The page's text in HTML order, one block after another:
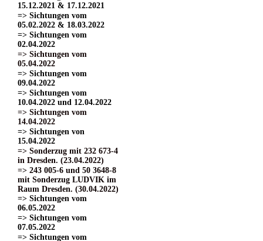
15.12.2021 & 17.12.2021
=> Sichtungen vom
05.02.2022 & 18.03.2022
=> Sichtungen vom
02.04.2022
=> Sichtungen vom
05.04.2022
=> Sichtungen vom
09.04.2022
=> Sichtungen vom
10.04.2022 und 12.04.2022
=> Sichtungen vom
14.04.2022
=> Sichtungen von
15.04.2022
=> Sonderzug mit 232 673-4
in Dresden. (23.04.2022)
=> 243 005-6 und 50 3648-8
mit Sonderzug LUDVIK im
Raum Dresden. (30.04.2022)
=> Sichtungen vom
06.05.2022
=> Sichtungen vom
07.05.2022
=> Sichtungen vom